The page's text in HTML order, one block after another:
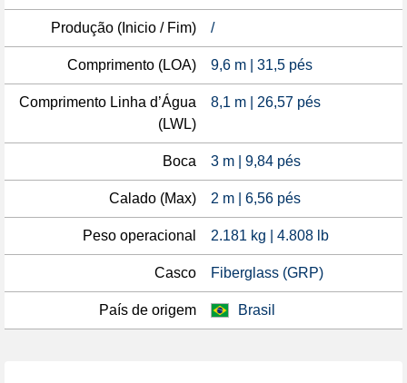
Produção (Inicio / Fim) /
Comprimento (LOA) 9,6 m | 31,5 pés
Comprimento Linha d’Água
(LWL)
8,1 m | 26,57 pés
Boca 3 m | 9,84 pés
Calado (Max) 2 m | 6,56 pés
Peso operacional 2.181 kg | 4.808 lb
Casco Fiberglass (GRP)
País de origem Brasil